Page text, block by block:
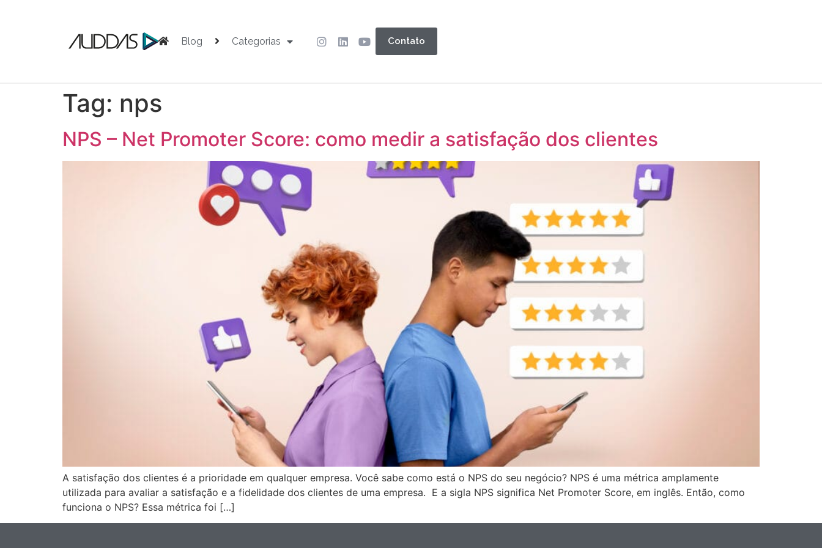
Blog Categorias Contato
Tag: nps
NPS – Net Promoter Score: como medir a satisfação dos clientes
A satisfação dos clientes é a prioridade em qualquer empresa. Você sabe como está o NPS do seu negócio? NPS é uma métrica amplamente
utilizada para avaliar a satisfação e a fidelidade dos clientes de uma empresa. E a sigla NPS significa Net Promoter Score, em inglês. Então, como
funciona o NPS? Essa métrica foi […]